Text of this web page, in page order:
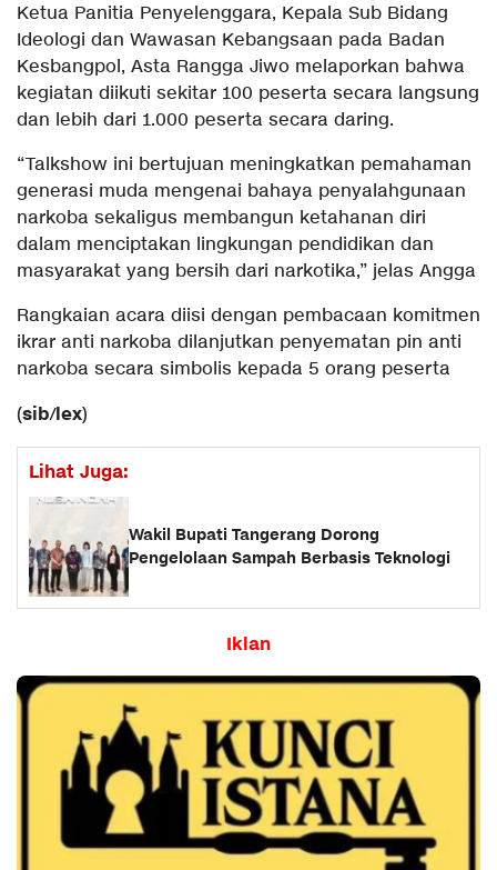
Ketua Panitia Penyelenggara, Kepala Sub Bidang
Ideologi dan Wawasan Kebangsaan pada Badan
Kesbangpol, Asta Rangga Jiwo melaporkan bahwa
kegiatan diikuti sekitar 100 peserta secara langsung
dan lebih dari 1.000 peserta secara daring.
“Talkshow ini bertujuan meningkatkan pemahaman
generasi muda mengenai bahaya penyalahgunaan
narkoba sekaligus membangun ketahanan diri
dalam menciptakan lingkungan pendidikan dan
masyarakat yang bersih dari narkotika,” jelas Angga
Rangkaian acara diisi dengan pembacaan komitmen
ikrar anti narkoba dilanjutkan penyematan pin anti
narkoba secara simbolis kepada 5 orang peserta
(sib/lex)
Lihat Juga:
Wakil Bupati Tangerang Dorong
Pengelolaan Sampah Berbasis Teknologi
Iklan